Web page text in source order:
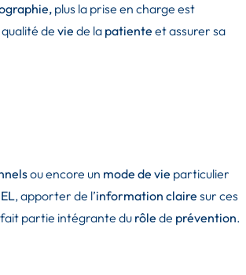
plus la prise en charge est
devie de la patiente et assurer sa
ou encore un mode de vie particulier
, apporter de l’information claire sur ces
partie intégrante du rôle de prévention.